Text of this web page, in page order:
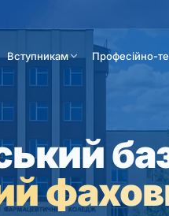
Вступникам Професійно-